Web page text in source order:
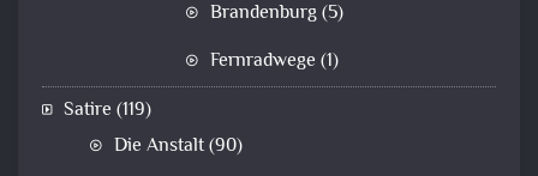
Brandenburg(5)
Fernradwege (1)
Satire (119)
Die Anstalt(90)